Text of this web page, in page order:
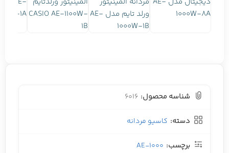
شناسه محصول: 6016
دسته: کاسیو مردانه
برچسب: AE-1000